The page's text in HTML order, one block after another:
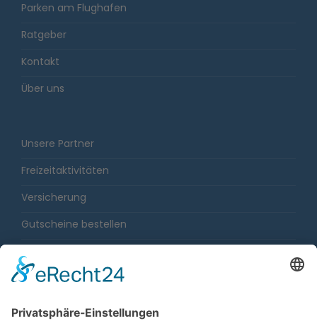
Parken am Flughafen
Ratgeber
Kontakt
Über uns
Unsere Partner
Freizeitaktivitäten
Versicherung
Gutscheine bestellen
Impressum